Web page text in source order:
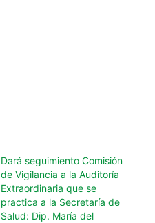
Dará seguimiento Comisión
de Vigilancia a la Auditoría
Extraordinaria que se
practica a la Secretaría de
Salud: Dip. María del